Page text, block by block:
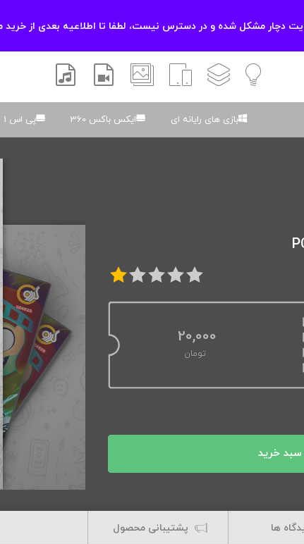
دچار مشکل شده و در دسترس نیست، لطفا تا اطلاعیه بعدی از خرید
آموزشیلایه باز اسکریپت والپیپر افتر افکتسموسیقی و صدا
بازی های رایانه ای ایکس باکس 360 پی اس 1
20,000
تومان
سبد خرید
ها پشتیبانی محصول